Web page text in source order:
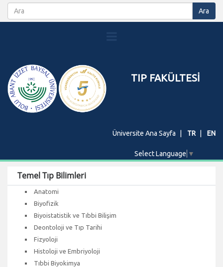
TIP FAKÜLTESİ
Üniversite Ana Sayfa TR EN
Select Language ▼
Temel Tıp Bilimleri
Anatomi
Biyofizik
Biyoistatistik ve Tıbbi Bilişim
Deontoloji ve Tıp Tarihi
Fizyoloji
Histoloji ve Embriyoloji
Tıbbi Biyokimya